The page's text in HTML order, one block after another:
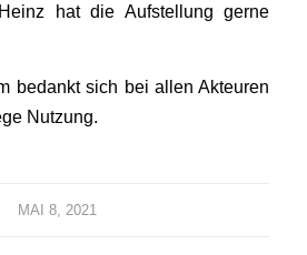
hat die Aufstellung gerne
bedankt sich bei allen Akteuren
Nutzung.
MAI 8, 2021